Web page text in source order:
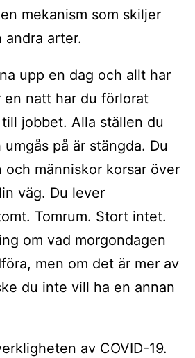
mekanism som skiljer
andra arter.
upp en dag och allt har
en natt har du förlorat
jobbet. Alla ställen du
på är stängda. Du
och människor korsar över
väg. Du lever
Tomrum. Stort intet.
om vad morgondagen
men om det är mer av
du inte vill ha en annan
av COVID-19.